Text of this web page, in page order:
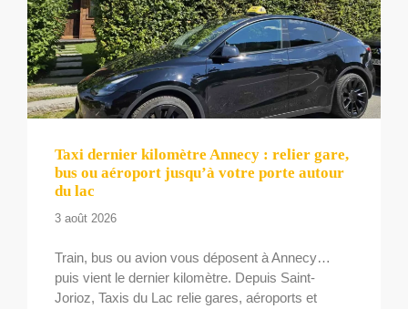
Taxi dernier kilomètre Annecy : relier gare,
bus ou aéroport jusqu’à votre porte autour
du lac
3 août 2026
Train, bus ou avion vous déposent à Annecy…
puis vient le dernier kilomètre. Depuis Saint-
Jorioz, Taxis du Lac relie gares, aéroports et